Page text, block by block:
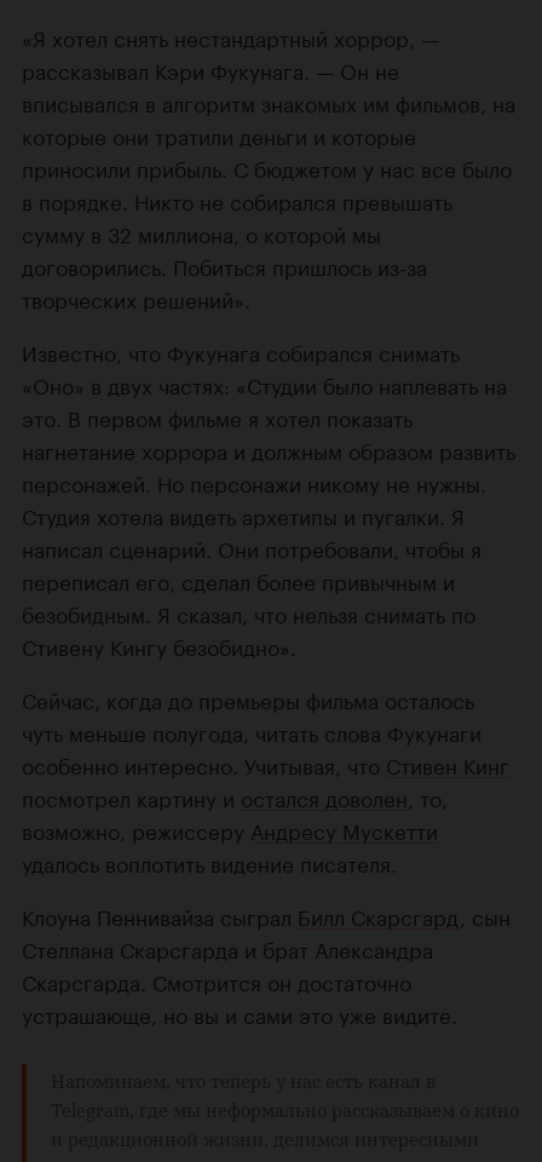
«Я хотел снять нестандартный хоррор, —
рассказывал Кэри Фукунага. — Он не
вписывался в алгоритм знакомых им фильмов, на
которые они тратили деньги и которые
приносили прибыль. С бюджетом у нас все было
в порядке. Никто не собирался превышать
сумму в 32 миллиона, о которой мы
договорились. Побиться пришлось из-за
творческих решений».
Известно, что Фукунага собирался снимать
«Оно» в двух частях: «Студии было наплевать на
это. В первом фильме я хотел показать
нагнетание хоррора и должным образом развить
персонажей. Но персонажи никому не нужны.
Студия хотела видеть архетипы и пугалки. Я
написал сценарий. Они потребовали, чтобы я
переписал его, сделал более привычным и
безобидным. Я сказал, что нельзя снимать по
Стивену Кингу безобидно».
Сейчас, когда до премьеры фильма осталось
чуть меньше полугода, читать слова Фукунаги
особенно интересно. Учитывая, что Стивен Кинг
посмотрел картину и остался доволен , то,
возможно, режиссеру Андресу Мускетти
удалось воплотить видение писателя.
Клоуна Пеннивайза сыграл Билл Скарсгард , сын
Стеллана Скарсгарда и брат Александра
Скарсгарда. Смотрится он достаточно
устрашающе, но вы и сами это уже видите.